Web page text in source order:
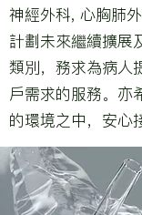
神經外科, 心胸肺
計劃未來繼續擴展
類別，務求為病人
戶需求的服務。亦
的環境之中，安心